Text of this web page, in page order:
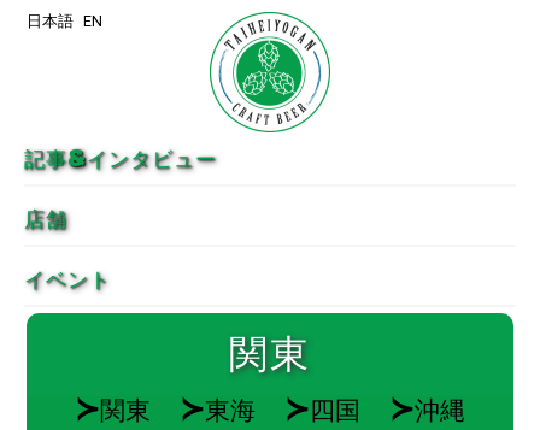
記事&インタビュー
店舗
イベント
日本語 EN
関東
≻関東 ≻東海 ≻四国 ≻沖縄